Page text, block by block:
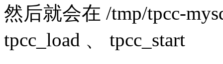
然后就会在 /tmp/tpcc-
tpcc_load 、 tpcc_start